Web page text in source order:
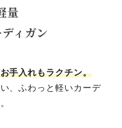
量
ィガン
手入れもラクチン。
、ふわっと軽いカーデ